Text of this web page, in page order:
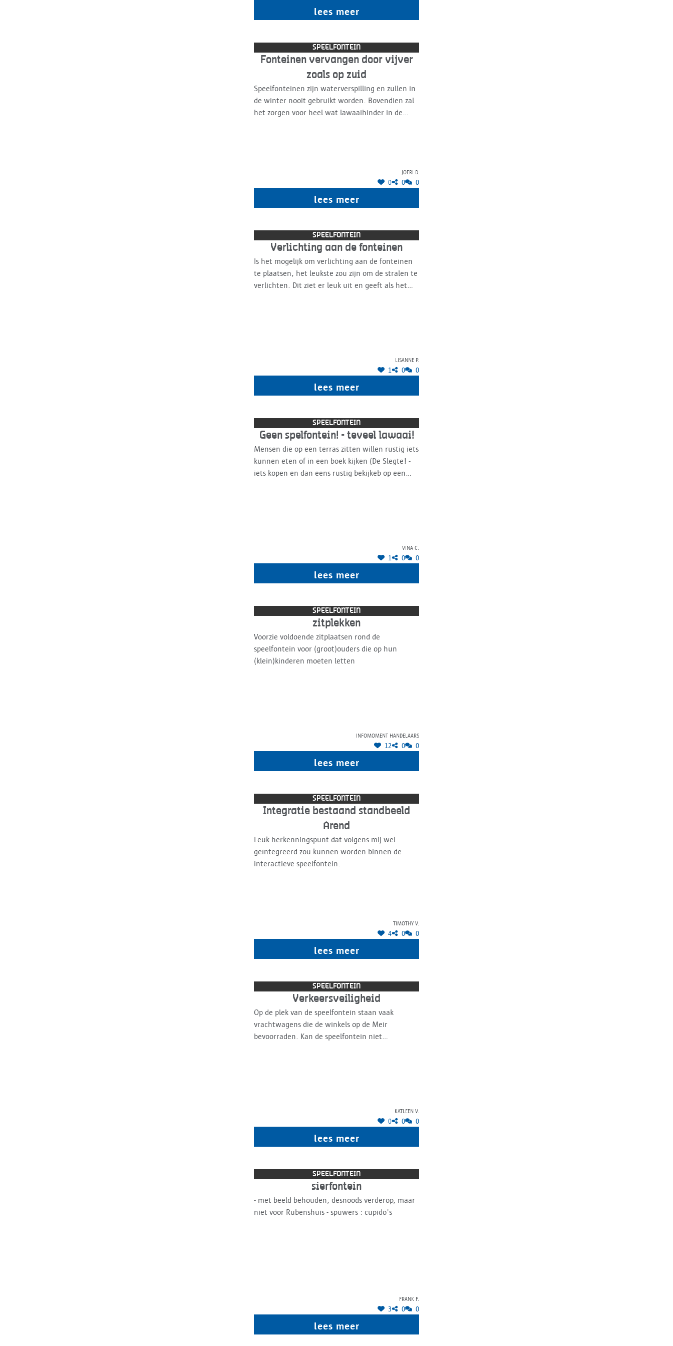
ze verloren lopen als het druk is
lees meer
SPEELFONTEIN
Fonteinen vervangen door vijver
zoals op zuid
Speelfonteinen zijn waterverspilling en zullen in
de winter nooit gebruikt worden. Bovendien zal
het zorgen voor heel wat lawaaihinder in de
verwerkt in trapjes naar beneden, is gezelliger
en kan ook in de winter gebruikt worden behalve
de fontein dan. Minder waterverspilling en
minder lawaai van kinderen.
Joeri D.
0 0 0
lees meer
SPEELFONTEIN
Verlichting aan de fonteinen
Is het mogelijk om verlichting aan de fonteinen
te plaatsen, het leukste zou zijn om de stralen te
verlichten. Dit ziet er leuk uit en geeft als het
Lisanne P.
1 0 0
lees meer
SPEELFONTEIN
Geen spelfontein! - teveel lawaai!
Mensen die op een terras zitten willen rustig iets
kunnen eten of in een boek kijken (De Slegte! -
iets kopen en dan eens rustig bekijkeb op een
Vina C.
1 0 0
lees meer
SPEELFONTEIN
zitplekken
Voorzie voldoende zitplaatsen rond de
speelfontein voor (groot)ouders die op hun
(klein)kinderen moeten letten
Infomoment handelaars
12 0 0
lees meer
SPEELFONTEIN
Integratie bestaand standbeeld
Arend
Leuk herkenningspunt dat volgens mij wel
geïntegreerd zou kunnen worden binnen de
interactieve speelfontein.
Timothy V.
4 0 0
lees meer
SPEELFONTEIN
Verkeersveiligheid
Op de plek van de speelfontein staan vaak
vrachtwagens die de winkels op de Meir
bevoorraden. Kan de speelfontein niet
Katleen V.
0 0 0
lees meer
SPEELFONTEIN
sierfontein
- met beeld behouden, desnoods verderop, maar
niet voor Rubenshuis - spuwers : cupido's
Frank F.
3 0 0
lees meer